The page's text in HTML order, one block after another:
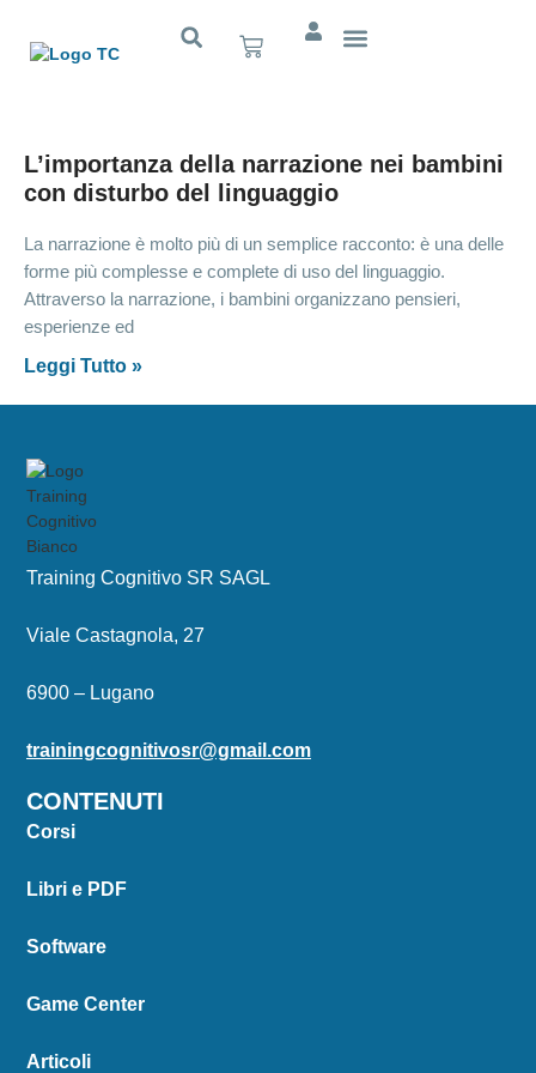
L’importanza della narrazione nei bambini
con disturbo del linguaggio
La narrazione è molto più di un semplice racconto: è una delle
forme più complesse e complete di uso del linguaggio.
Attraverso la narrazione, i bambini organizzano pensieri,
esperienze ed
Leggi Tutto »
Training Cognitivo SR SAGL
Viale Castagnola, 27
6900 – Lugano
trainingcognitivosr@gmail.com
CONTENUTI
Corsi
Libri e PDF
Software
Game Center
Articoli